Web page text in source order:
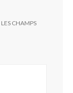
LES CHAMPS